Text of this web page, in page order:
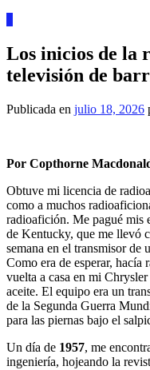
Los inicios de la
televisión de
Publicada en julio 18, 2026
Por Copthorne
Obtuve mi licencia de
como a muchos
radioafición. Me pagué mis
de Kentucky, que me llevó
semana en el transmisor
Como era de esperar,
vuelta a casa en mi
aceite. El equipo era un
de la Segunda Guerra
para las piernas bajo el
Un día de 1957, me
ingeniería, hojeando la